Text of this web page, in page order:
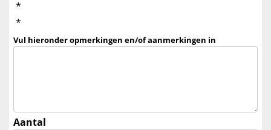
*
*
Vul hieronder opmerkingen en/of aanmerkingen in
Aantal